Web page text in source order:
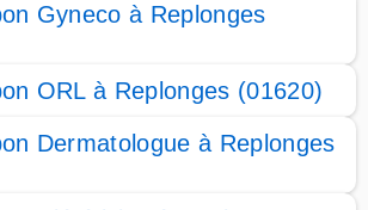
Gyneco à Replonges
ORL à Replonges (01620)
Dermatologue à Replonges